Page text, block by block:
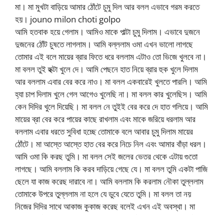
মা। মা মুখটা বাড়িয়ে আমার ঠোঁটে চুমু দিল আর বলল এভাবে গরম করতে
হয়। jouno milon choti golpo
আমি হতবাক হয়ে গেলাম। আমিও মাকে পাল্টা চুমু দিলাম। এভাবে দুজনে
দুজনের ঠোঁট চুষতে লাগলাম। আমি বল্ললাম ওমা এখন ভালো লাগছে
তোমার এই বলে মায়ের ব্রার ফিতে ধরে বললাম এটাও তো ভিজে খুলবে না।
মা বলল তুই হুক্টা খুলে দে। আমি পেছনে হাত নিয়ে ব্রার হুক খুলে দিলাম
আর বললাম এবার বের করে নাও। মা বলল একবারেই খুলতে পারলি। আমি
হ্যা চাপ দিলাম খুলে গেল আগেও খুলেছি না। মা বলল কার খুলেছিস। আমি
কেন দিদির খুলে দিয়েছি। মা বলল নে তুইই বের করে দে হাত গলিয়ে। আমি
মায়ের ব্রা বের করে পায়ের কাছে রাখলাম এবং মাকে জরিয়ে ধরলাম আর
বললাম এবার ধরতে সুবিধা হচ্ছে তোমাকে বলে আবার চুমু দিলাম মায়ের
ঠোঁটে। মা আস্তে আস্তে হাত বের করে নিচে নিল এবং আমার বাঁড়া ধরল।
আমি ওমা কি করছ তুমি। মা বলল সেই জলের ভেতর থেকে এটায় গুতো
লাগছে। আমি বললাম কি করব দাড়িয়ে গেছে যে। মা বলল তুমি একটা পাজি
ছেলে যা কাজ করেছ দারাবে না। আমি বললাম কি করলাম নৌকা তুল্ললাম
তোমাকে উপরে তুল্ললাম না হলে যে ডুবে যেতে তুমি। মা বলল তা নয়
নিজের দিদির সাথে আকাজ কুকাজ করেছ বলেই এখন এই অবস্থা। মা